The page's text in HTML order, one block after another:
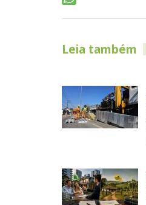
Leia também